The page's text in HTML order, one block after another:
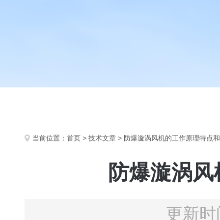
当前位置： 首页 > 技术文章 > 防爆漩涡风机的工作原理特点
防爆漩涡
更新